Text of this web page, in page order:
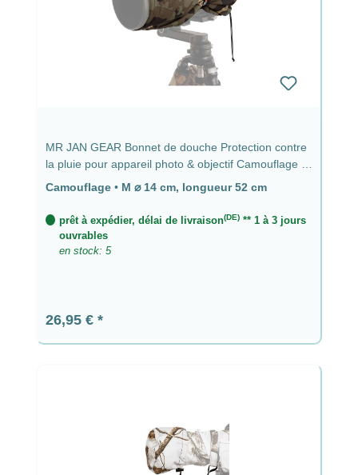
MR JAN GEAR Bonnet de douche Protection contre
la pluie pour appareil photo & objectif Camouflage -
⌀ 14 cm, longueur 52 cm
Camouflage • M ⌀ 14 cm, longueur 52 cm
prêt à expédier, délai de livraison(DE)** 1 à 3 jours
ouvrables
en stock: 5
Prix régulier :
26,95 €